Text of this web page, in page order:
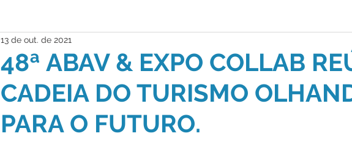
48ª ABAV & EXPO COLLAB
CADEIA DO TURISMO
PARA O FUTURO.
13 de out. de 2021